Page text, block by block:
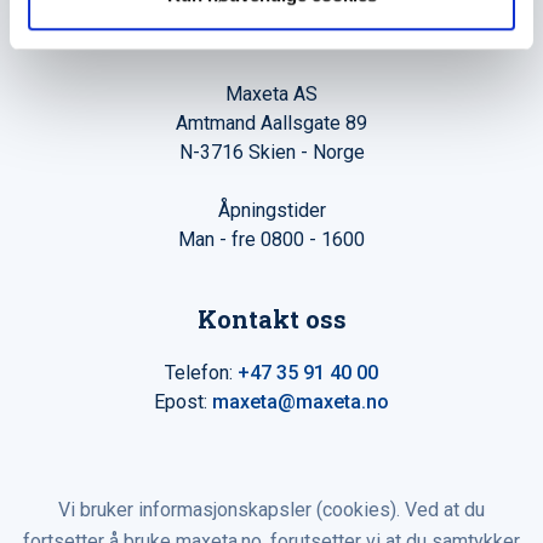
Hovedkontor
Maxeta AS
Amtmand Aallsgate 89
N-3716 Skien - Norge
Åpningstider
Man - fre 0800 - 1600
Kontakt oss
Telefon: +47 35 91 40 00
Epost: maxeta@maxeta.no
Vi bruker informasjonskapsler (cookies). Ved at du